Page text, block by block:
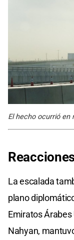
El hecho ocurrió en
La escalada
plano
Emiratos Árabes
Nahyan,